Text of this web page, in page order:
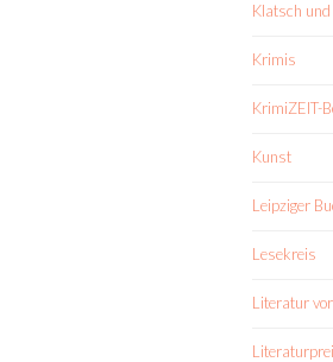
Klatsch
Krimis
KrimiZEIT-
Kunst
Leipziger
Lesekreis
Literatur